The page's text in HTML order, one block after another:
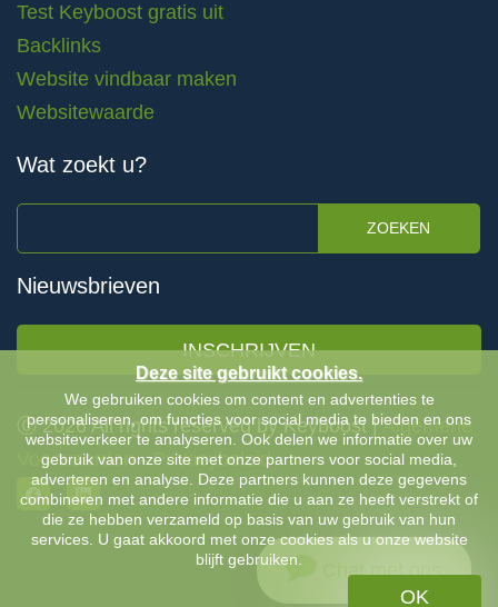
Test Keyboost gratis uit
Backlinks
Website vindbaar maken
Websitewaarde
Wat zoekt u?
ZOEKEN
Nieuwsbrieven
INSCHRIJVEN
Ⓒ 2026 All rights reserved by Keyboost |Algemene
Voorwaarden-Privacybeleid
Chat met ons
Deze site gebruikt cookies.
We gebruiken cookies om content en advertenties te
personaliseren, om functies voor social media te bieden en ons
websiteverkeer te analyseren. Ook delen we informatie over uw
gebruik van onze site met onze partners voor social media,
adverteren en analyse. Deze partners kunnen deze gegevens
combineren met andere informatie die u aan ze heeft verstrekt of
die ze hebben verzameld op basis van uw gebruik van hun
services. U gaat akkoord met onze cookies als u onze website
blijft gebruiken.
OK